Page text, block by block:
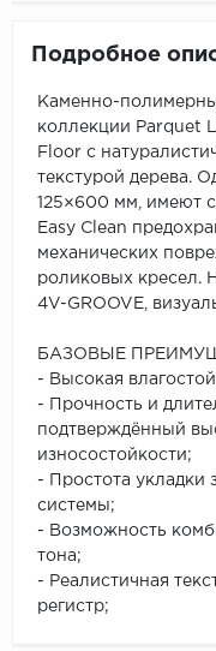
Подробное
Каменно-
коллекции Parquet
Floor с
текстурой дерева.
125×600 мм, имеют
Easy Clean
механических
роликовых кресел.
4V-GROOVE,
БАЗОВЫЕ
- Высокая
- Прочность и
подтверждённый
износостойкости;
- Простота укладки
системы;
- Возможность
тона;
- Реалистичная
регистр;